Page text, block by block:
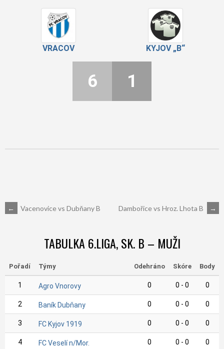
VRACOV KYJOV „B“
6 1
POST
NAVIGATION
← Vacenovice vs Dubňany B Dambořice vs Hroz. Lhota B →
TABULKA 6.LIGA, SK. B – MUŽI
Pořadí Týmy Odehráno Skóre Body
1 Agro Vnorovy 0 0 - 0 0
2 Baník Dubňany 0 0 - 0 0
3 FC Kyjov 1919 0 0 - 0 0
4 FC Veselí n/Mor. 0 0 - 0 0